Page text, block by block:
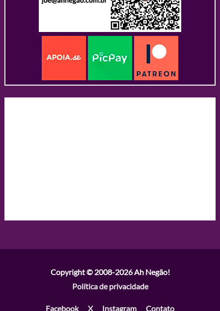
Copyright © 2008-2026Ah Negão!
Política de privacidade
Facebook X Instagram Contato